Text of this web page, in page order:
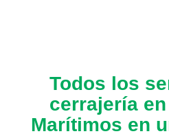
Todos los
cerrajería
Marítimos en